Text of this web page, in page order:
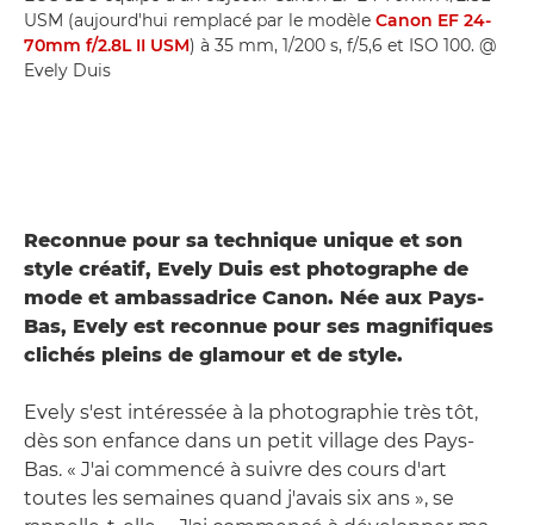
USM (aujourd'hui remplacé par le modèle Canon EF 24-
70mm f/2.8L II USM) à 35 mm, 1/200 s, f/5,6 et ISO 100. @
Evely Duis
Reconnue pour sa technique unique et son
style créatif, Evely Duis est photographe de
mode et ambassadrice Canon. Née aux Pays-
Bas, Evely est reconnue pour ses magnifiques
clichés pleins de glamour et de style.
Evely s'est intéressée à la photographie très tôt,
dès son enfance dans un petit village des Pays-
Bas. « J'ai commencé à suivre des cours d'art
toutes les semaines quand j'avais six ans », se